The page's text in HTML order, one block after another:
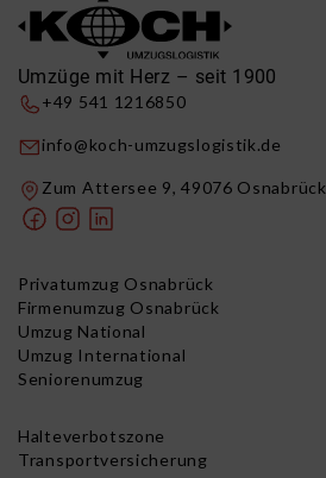
Umzüge mit Herz – seit 1900
+49 541 1216850
info@koch-umzugslogistik.de
Zum Attersee 9, 49076 Osnabrück
Privatumzug Osnabrück
Firmenumzug Osnabrück
Umzug National
Umzug International
Seniorenumzug
Halteverbotszone
Transportversicherung